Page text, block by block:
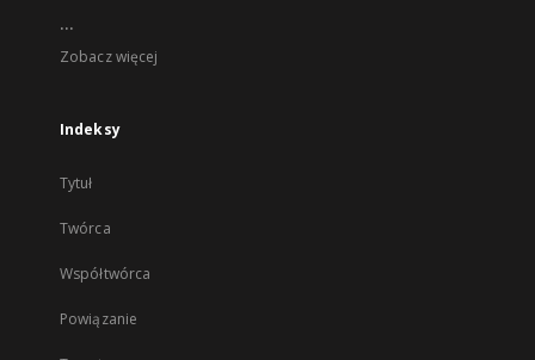
...
Zobacz więcej
Indeksy
Tytuł
Twórca
Współtwórca
Powiązanie